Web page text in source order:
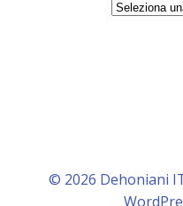
Categorie
© 2026 Dehoniani